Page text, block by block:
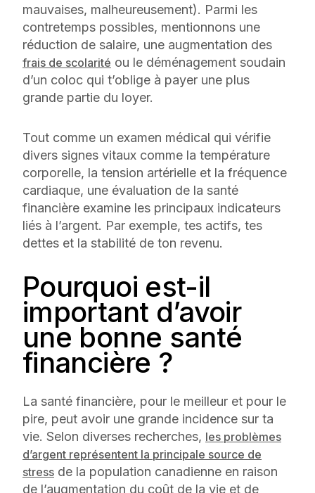
mauvaises, malheureusement). Parmi les
contretemps possibles, mentionnons une
réduction de salaire, une augmentation des
frais de scolarité ou le déménagement soudain
d’un coloc qui t’oblige à payer une plus
grande partie du loyer.
Tout comme un examen médical qui vérifie
divers signes vitaux comme la température
corporelle, la tension artérielle et la fréquence
cardiaque, une évaluation de la santé
financière examine les principaux indicateurs
liés à l’argent. Par exemple, tes actifs, tes
dettes et la stabilité de ton revenu.
Pourquoi est-il
important d’avoir
une bonne santé
financière ?
La santé financière, pour le meilleur et pour le
pire, peut avoir une grande incidence sur ta
vie. Selon diverses recherches, les problèmes
d’argent représentent la principale source de
stress de la population canadienne en raison
de l’augmentation du coût de la vie et de